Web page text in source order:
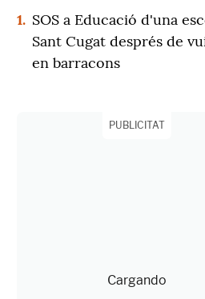
1. SOS a Educació d'una
Sant Cugat després de
en barracons
PUBLICITAT